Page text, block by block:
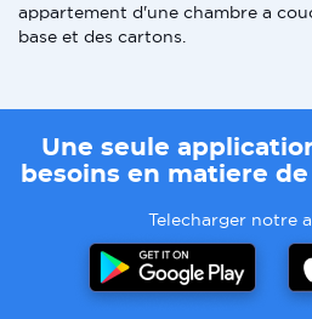
appartement d'une chambre a
base et des cartons.
Une seule
besoins en matiere
Telecharger notre